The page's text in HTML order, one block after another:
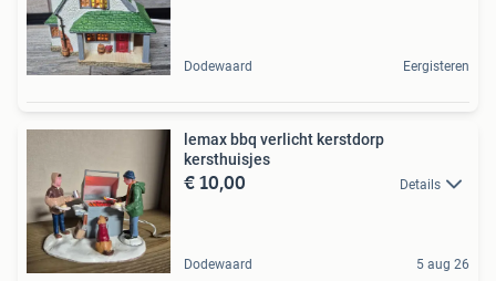
Dodewaard Eergisteren
lemax bbq verlicht kerstdorp
kersthuisjes
€ 10,00 Details
Dodewaard 5 aug 26